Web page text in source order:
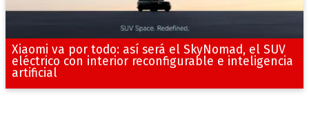
Xiaomi va por todo: así será el SkyNomad, el SUV
eléctrico con interior reconfigurable e inteligencia
artificial